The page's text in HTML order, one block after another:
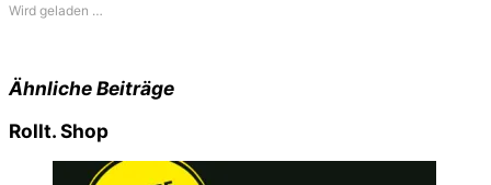
Wird geladen …
Ähnliche Beiträge
Rollt. Shop